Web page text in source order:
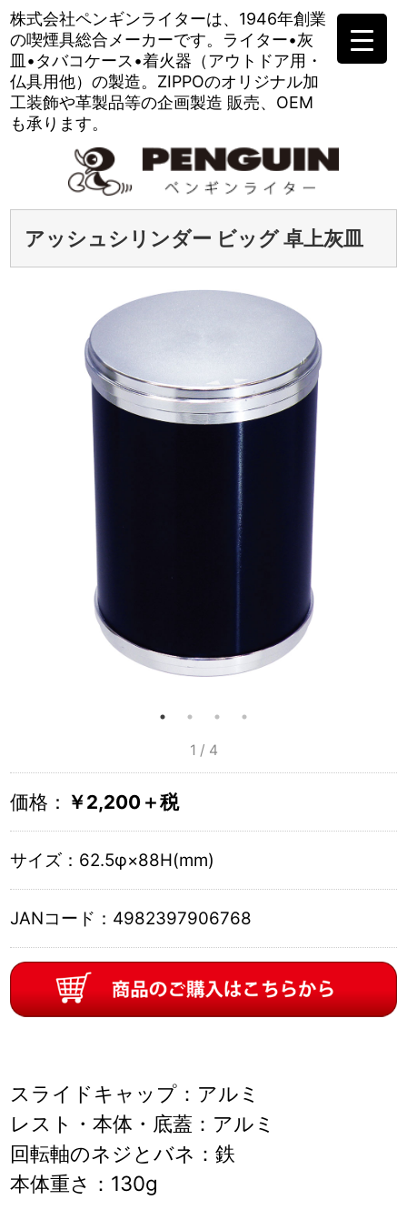
株式会社ペンギンライターは、 1946年創業
の喫煙具総合メーカーです。 ライター•灰
皿•タバコケース•着火器（アウトドア用・
仏具用他）の製造。 ZIPPOのオリジナル加
工装飾や革製品等の企画製造 販売、OEM
も承ります。
アッシュシリンダー ビッグ 卓上灰皿
1 / 4
価格： ￥2,200＋税
サイズ： 62.5φ×88H(mm)
JANコード： 4982397906768
スライドキャップ：アルミ
レスト・本体・底蓋：アルミ
回転軸のネジとバネ：鉄
本体重さ：130g